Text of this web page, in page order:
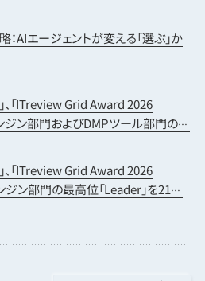
AIエージェントが変える「選ぶ」か
、「ITreview Grid Award 2026
ジン部門およびDMPツール部門の最
、「ITreview Grid Award 2026
ジン部門の最高位「Leader」を21期